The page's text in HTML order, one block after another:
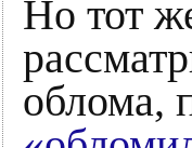
Но тот
облома,